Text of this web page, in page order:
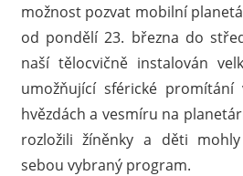
možnost pozvat mobilní
od pondělí 23. března do
naší tělocvičně instalován
umožňující sférické promítání
hvězdách a vesmíru na
rozložili žíněnky a děti
sebou vybraný program.